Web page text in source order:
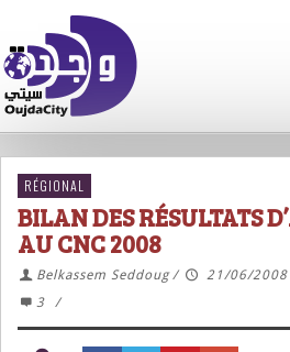
RÉGIONAL
BILAN DES RÉSULTATS
AU CNC 2008
Belkassem Seddoug /
21/06/2008
3
/